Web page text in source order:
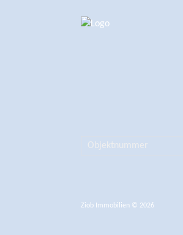
Ziob Immobilien © 2026